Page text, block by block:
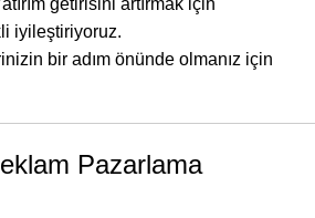
getirisini artırmak için
iyileştiriyoruz.
bir adım önünde olmanız için
Pazarlama